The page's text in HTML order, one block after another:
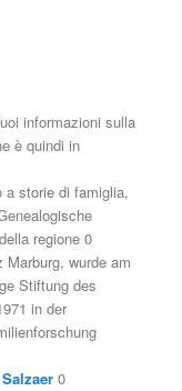
informazioni sulla
è quindi in
a storie di famiglia,
regione 0
wurde am
Stiftung des
in der
0